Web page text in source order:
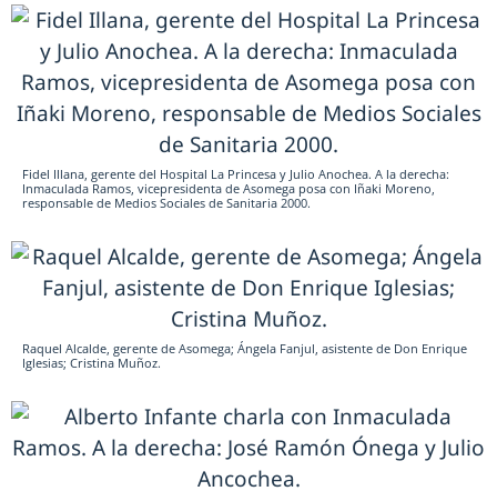
Fidel Illana, gerente del Hospital La Princesa y Julio Anochea. A la derecha:
Inmaculada Ramos, vicepresidenta de Asomega posa con Iñaki Moreno,
responsable de Medios Sociales de Sanitaria 2000.
Raquel Alcalde, gerente de Asomega; Ángela Fanjul, asistente de Don Enrique
Iglesias; Cristina Muñoz.